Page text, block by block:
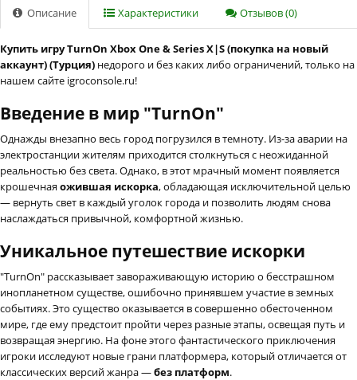
Описание Характеристики Отзывов (0)
Купить игру TurnOn Xbox One & Series X|S (покупка на новый
аккаунт) (Турция) недорого и без каких либо ограничений, только на
нашем сайте igroconsole.ru!
Введение в мир "TurnOn"
Однажды внезапно весь город погрузился в темноту. Из-за аварии на
электростанции жителям приходится столкнуться с неожиданной
реальностью без света. Однако, в этот мрачный момент появляется
крошечная ожившая искорка, обладающая исключительной целью
— вернуть свет в каждый уголок города и позволить людям снова
наслаждаться привычной, комфортной жизнью.
Уникальное путешествие искорки
"TurnOn" рассказывает завораживающую историю о бесстрашном
инопланетном существе, ошибочно принявшем участие в земных
событиях. Это существо оказывается в совершенно обесточенном
мире, где ему предстоит пройти через разные этапы, освещая путь и
возвращая энергию. На фоне этого фантастического приключения
игроки исследуют новые грани платформера, который отличается от
классических версий жанра —без платформ.